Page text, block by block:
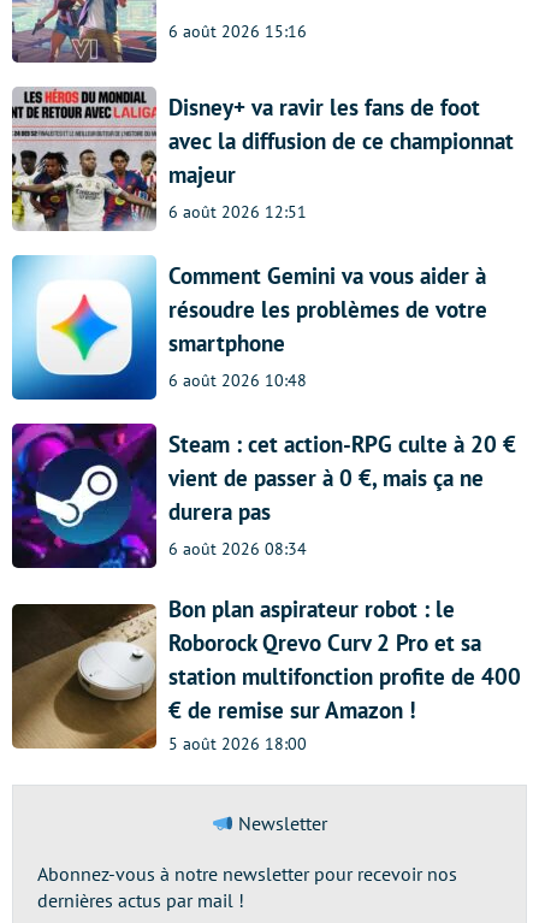
6 août 2026 15:16
Disney+ va ravir les fans de foot
avec la diffusion de ce championnat
majeur
6 août 2026 12:51
Comment Gemini va vous aider à
résoudre les problèmes de votre
smartphone
6 août 2026 10:48
Steam : cet action-RPG culte à 20 €
vient de passer à 0 €, mais ça ne
durera pas
6 août 2026 08:34
Bon plan aspirateur robot : le
Roborock Qrevo Curv 2 Pro et sa
station multifonction profite de 400
€ de remise sur Amazon !
5 août 2026 18:00
Newsletter
Abonnez-vous à notre newsletter pour recevoir nos
dernières actus par mail !